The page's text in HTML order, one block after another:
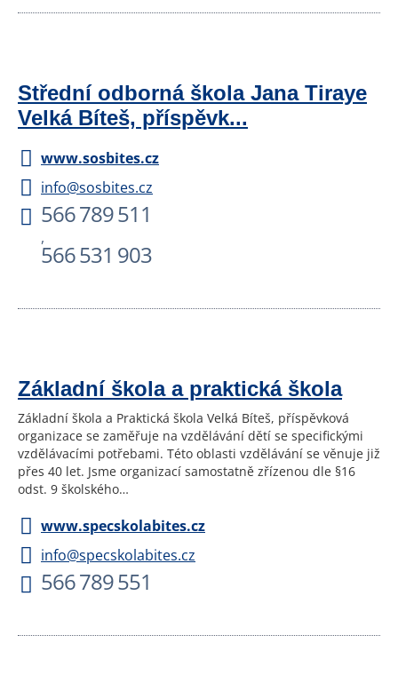
Střední odborná škola Jana Tiraye
Velká Bíteš, příspěvk...
www.sosbites.cz
info@sosbites.cz
566 789 511
,
566 531 903
Základní škola a praktická škola
Základní škola a Praktická škola Velká Bíteš, příspěvková
organizace se zaměřuje na vzdělávání dětí se specifickými
vzdělávacími potřebami. Této oblasti vzdělávání se věnuje již
přes 40 let. Jsme organizací samostatně zřízenou dle §16
odst. 9 školského…
www.specskolabites.cz
info@specskolabites.cz
566 789 551